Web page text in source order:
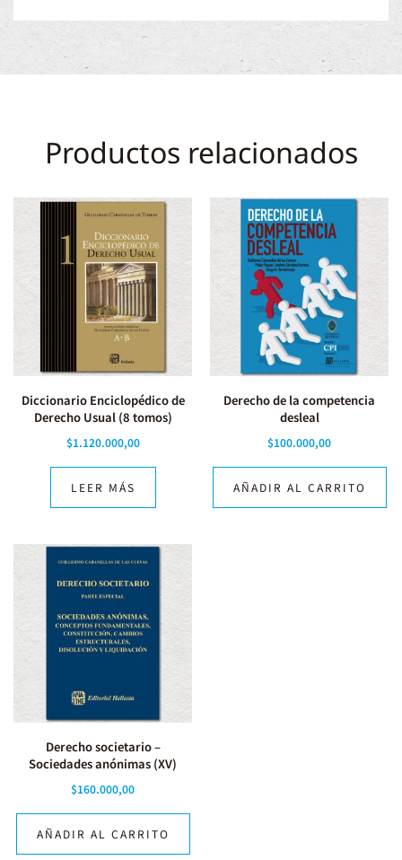
Productos relacionados
Diccionario Enciclopédico de
Derecho Usual (8 tomos)
$1.120.000,00
LEER MÁS
Derecho de la competencia
desleal
$100.000,00
AÑADIR AL CARRITO
Derecho societario –
Sociedades anónimas (XV)
$160.000,00
AÑADIR AL CARRITO